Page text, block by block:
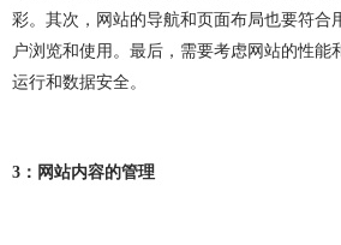
app开发公司 app制作公司
手机app制作
企业网站建设
彩。其次，网站的导航和页面布局也要符合
户浏览和使用。最后，需要考虑网站的性能
运行和数据安全。
3 ：网站内容的管理